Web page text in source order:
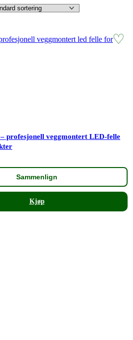
profesjonell veggmontert LED-felle
Sammenlign
Kjøp